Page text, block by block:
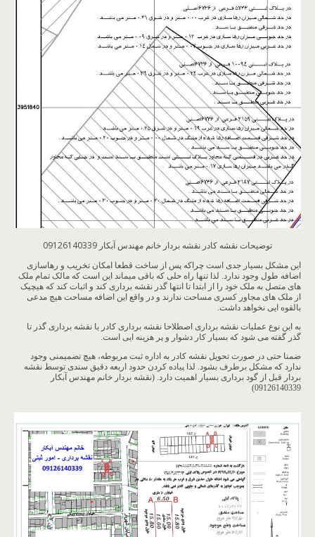
توضیحات نقشه کادر نقشه بردار خانم مهندس آبکار 09126140339
این مشکل بسیار جدی است چراکه پس از ساخت قطعا امکان تخریب و رهاسازی
اضافه طول وجود ندارد. لذا تنها راه حلی که باقی میماند این است که مالک تمام ملک
های متصل به ملک خود را از ابتدا تا انتها گذر نقشه برداری کند و اثبات کند که هیچیک
از ملک های مجاور کسری مساحت ندارند و در واقع این اضافه مساحت هیچ مدعی
بالقوه ایی نخواهد داشت.
به این نوع عملیات نقشه برداری اصطلاحا نقشه برداری کادر یا نقشه برداری گذر تا
گذر گفته می شود که بسیار کار دشوار و پر هزینه ایی است.
ضمنا حتی در صورت تحویل نقشه کادر به اداره ثبت مربوطه، هیچ تضمیمنی وجود
ندارد که مشکل برطرف بشود. لذا پیاده کردن حدود اربعه دقیق سندی توسط نقشه
بردار قبل از گود برداری بسیار اهمیت دارد. (نقشه بردار خانم مهندس آبکار
09126140339)